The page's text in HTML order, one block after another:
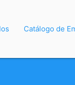
Catálogo de